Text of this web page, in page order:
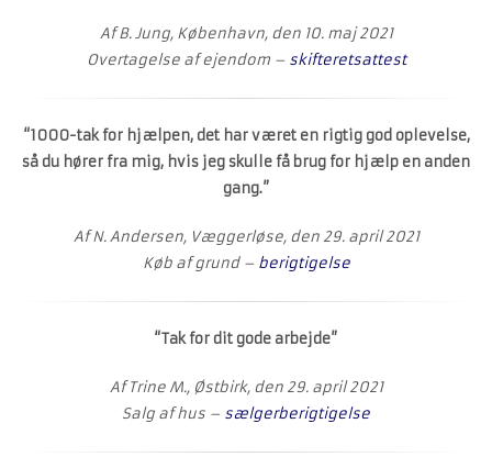
Af B. Jung, København, den 10. maj 2021
Overtagelse af ejendom – skifteretsattest
“1000-tak for hjælpen, det har været en rigtig god oplevelse,
så du hører fra mig, hvis jeg skulle få brug for hjælp en anden
gang.”
Af N. Andersen, Væggerløse, den 29. april 2021
Køb af grund – berigtigelse
“Tak for dit gode arbejde”
Af Trine M., Østbirk, den 29. april 2021
Salg af hus – sælgerberigtigelse